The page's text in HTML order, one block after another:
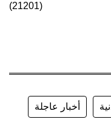
(21201)
أخبار عاجلة